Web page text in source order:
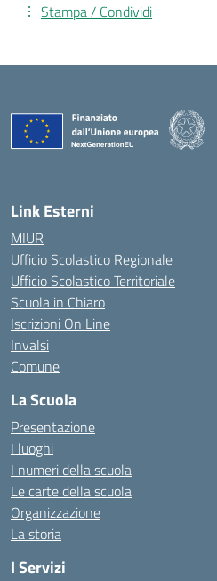
Stampa / Condividi
Link Esterni
MIUR
Ufficio Scolastico Regionale
Ufficio Scolastico Territoriale
Scuola in Chiaro
Iscrizioni On Line
Invalsi
Comune
La Scuola
Presentazione
I luoghi
I numeri della scuola
Le carte della scuola
Organizzazione
La storia
I Servizi